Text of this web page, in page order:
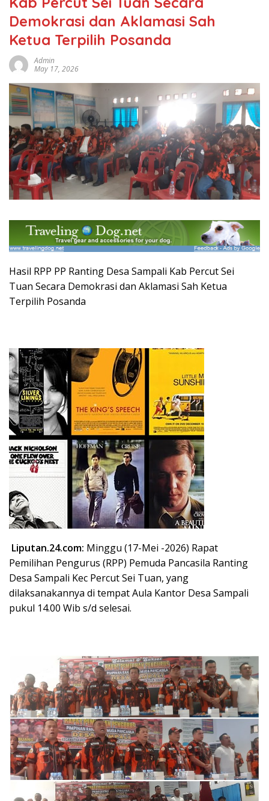
Demokrasi dan Aklamasi Sah
Ketua Terpilih Posanda
Admin
May 17, 2026
Hasil RPP PP Ranting Desa Sampali Kab Percut Sei
Tuan Secara Demokrasi dan Aklamasi Sah Ketua
Terpilih Posanda
Liputan.24.com: Minggu (17-Mei -2026) Rapat
Pemilihan Pengurus (RPP) Pemuda Pancasila Ranting
Desa Sampali Kec Percut Sei Tuan, yang
dilaksanakannya di tempat Aula Kantor Desa Sampali
pukul 14.00 Wib s/d selesai.